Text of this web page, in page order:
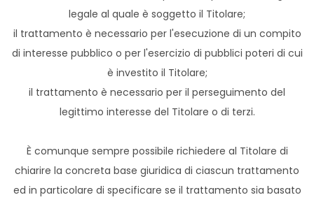
legale al quale è soggetto il Titolare;
il trattamento è necessario per l'esecuzione di un compito
di interesse pubblico o per l'esercizio di pubblici poteri di cui
è investito il Titolare;
il trattamento è necessario per il perseguimento del
legittimo interesse del Titolare o di terzi.
È comunque sempre possibile richiedere al Titolare di
chiarire la concreta base giuridica di ciascun trattamento
ed in particolare di specificare se il trattamento sia basato